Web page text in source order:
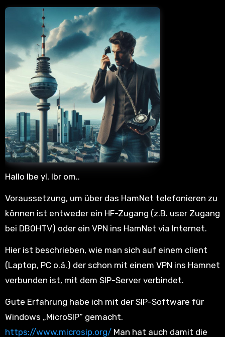
Hallo lbe yl, lbr om..
Voraussetzung, um über das HamNet telefonieren zu
können ist entweder ein HF-Zugang (z.B. user Zugang
bei DB0HTV) oder ein VPN ins HamNet via Internet.
Hier ist beschrieben, wie man sich auf einem client
(Laptop, PC o.ä.) der schon mit einem VPN ins Hamnet
verbunden ist, mit dem SIP-Server verbindet.
Gute Erfahrung habe ich mit der SIP-Software für
Windows „MicroSIP“ gemacht.
https://www.microsip.org/Man hat auch damit die